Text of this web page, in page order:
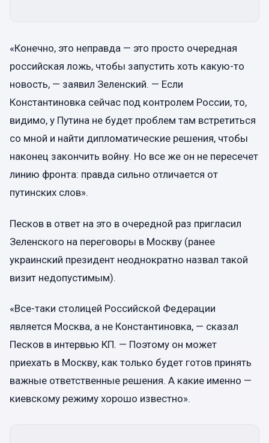
«Конечно, это неправда — это просто очередная
российская ложь, чтобы запустить хоть какую-то
новость, — заявил Зеленский. — Если
Константиновка сейчас под контролем России, то,
видимо, у Путина не будет проблем там встретиться
со мной и найти дипломатические решения, чтобы
наконец закончить войну. Но все же он не пересечет
линию фронта: правда сильно отличается от
путинских слов».
Песков в ответ на это в очередной раз пригласил
Зеленского на переговоры в Москву (ранее
украинский президент неоднократно назвал такой
визит недопустимым).
«Все-таки столицей Российской Федерации
является Москва, а не Константиновка, — сказал
Песков в интервью КП. — Поэтому он может
приехать в Москву, как только будет готов принять
важные ответственные решения. А какие именно —
киевскому режиму хорошо известно».